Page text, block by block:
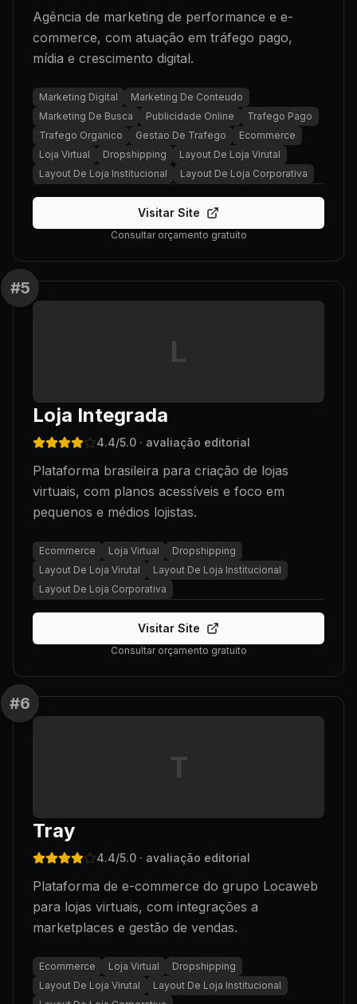
Agência de marketing de performance e e-
commerce, com atuação em tráfego pago,
mídia e crescimento digital.
Marketing Digital
Marketing De Conteudo
Marketing De Busca
Publicidade Online
Trafego Pago
Trafego Organico
Gestao De Trafego
Ecommerce
Loja Virtual
Dropshipping
Layout De Loja Virutal
Layout De Loja Institucional
Layout De Loja Corporativa
Visitar Site
Consultar orçamento gratuito
#5
L
Loja Integrada
4.4/5.0 · avaliação editorial
Plataforma brasileira para criação de lojas
virtuais, com planos acessíveis e foco em
pequenos e médios lojistas.
Ecommerce Loja Virtual
Dropshipping
Layout De Loja Virutal
Layout De Loja Institucional
Layout De Loja Corporativa
Visitar Site
Consultar orçamento gratuito
#6
T
Tray
4.4/5.0 · avaliação editorial
Plataforma de e-commerce do grupo Locaweb
para lojas virtuais, com integrações a
marketplaces e gestão de vendas.
Ecommerce Loja Virtual
Dropshipping
Layout De Loja Virutal
Layout De Loja Institucional